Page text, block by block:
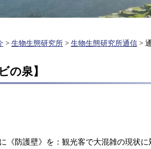
浸食）
各種解析）
（海底地形・海象・ケーブル
水産コンサルタ
水産基盤整備事
水産振興（水産
従業員への取
> 生物生態研究所 > 生物生態研究所通信 >
の泉】
《防護壁》を：観光客で大混雑の現状